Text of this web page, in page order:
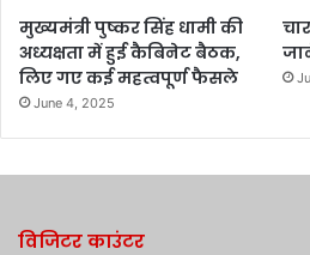
मुख्यमंत्री पुष्कर सिंह धामी की
अध्यक्षता में हुई कैबिनेट बैठक,
लिए गए कई महत्वपूर्ण फैसले
June 4, 2025
विजिटर काउंटर